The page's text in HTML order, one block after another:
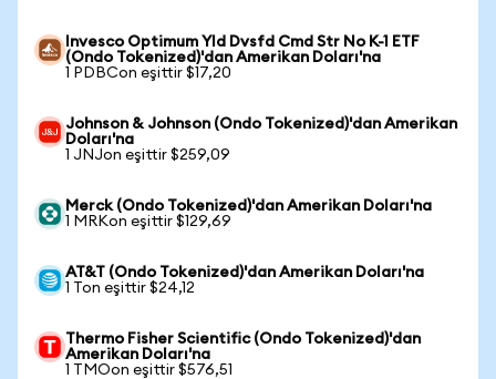
Invesco Optimum Yld Dvsfd Cmd Str No K-1 ETF
(Ondo Tokenized)'dan Amerikan Doları'na
1 PDBCon eşittir $17,20
Johnson & Johnson (Ondo Tokenized)'dan Amerikan
Doları'na
1 JNJon eşittir $259,09
Merck (Ondo Tokenized)'dan Amerikan Doları'na
1 MRKon eşittir $129,69
AT&T (Ondo Tokenized)'dan Amerikan Doları'na
1 Ton eşittir $24,12
Thermo Fisher Scientific (Ondo Tokenized)'dan
Amerikan Doları'na
1 TMOon eşittir $576,51